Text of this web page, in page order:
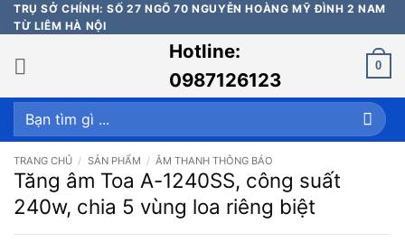
Bỏ
qua
nội
dung
TRỤ SỞ CHÍNH: SỐ 27 NGÕ 70 NGUYỄN HOÀNG MỸ ĐÌNH 2 NAM
TỪ LIÊM HÀ NỘI
Hotline:
0987126123
0
Tìm
kiếm:
TRANG CHỦ / SẢN PHẨM / ÂM THANH THÔNG BÁO
Tăng âm Toa A-1240SS, công suất
240w, chia 5 vùng loa riêng biệt